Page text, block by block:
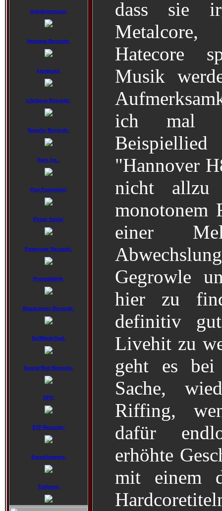
Gordeonmusic:
Humppa Records:
Insideout:
Lifeforce Records:
Napalm Records:
Pain Inc.:
Pan Promotion:
Pirate Smile:
Powerage Records:
Promofabrik:
Roadrunner Records:
SelfMadeGod:
Sound Riot Records:
SPV:
STF-Records:
Sureshotworx:
Trollzorn:
dass sie
Hatecore
Musik
ich mal
"Hannover
nicht allzu
monotonem
einer
Gegrowle
hier zu
definitiv
Livehit zu
geht es
Sache,
Riffing,
dafür
erhöhte
mit einem